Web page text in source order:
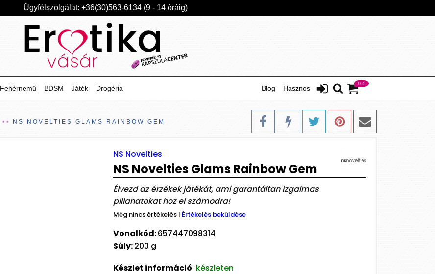
Ügyfélszolgálat: +36(30)563-6134 (9 - 14 óráig)
105
Hasznos
Blog
Fehérnemű BDSM Játék Drogéria
NS NOVELTIES GLAMS RAINBOW GEM
NS Novelties
NS Novelties Glams Rainbow Gem
Élvezd az érzékek játékát, ami garantáltan izgalmas
pillanatokat hoz el számodra!
Még nincs értékelés | Értékelés beküldése
Vonalkód:657447098314
Súly:200 g
Készlet információ: készleten